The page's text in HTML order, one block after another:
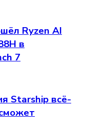
Ryzen AI
в
7
Starship всё-